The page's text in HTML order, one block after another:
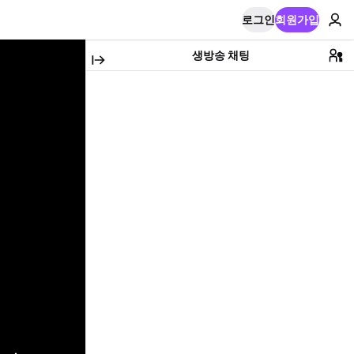
로그인회원가입
생방송 채팅